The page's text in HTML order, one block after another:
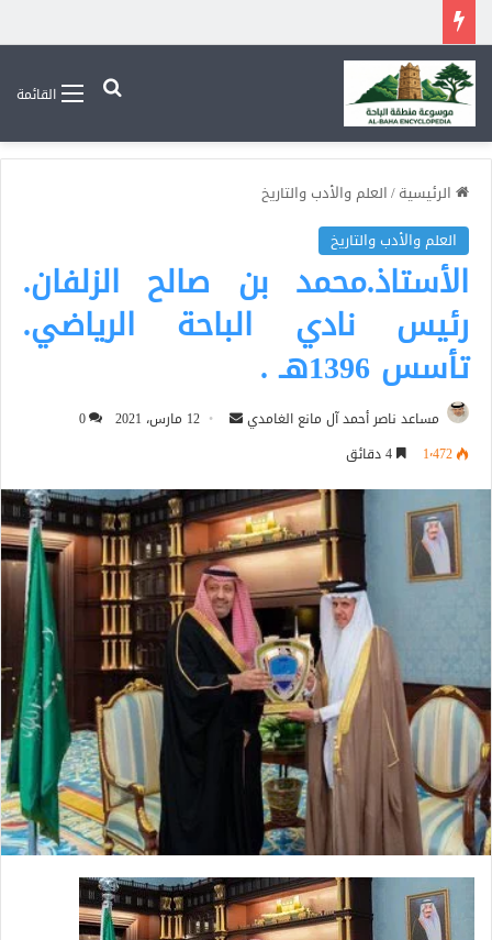
القائمةبحث عن
الرئيسية/العلم والأدب والتاريخ
العلم والأدب والتاريخ
الأستاذ.محمد بن صالح الزلفان.
رئيس نادي الباحة الرياضي.
تأسس 1396هـ .
مساعد ناصر أحمد آل مانع الغامدي
أرسل 12 مارس، 2021
0
1٬472